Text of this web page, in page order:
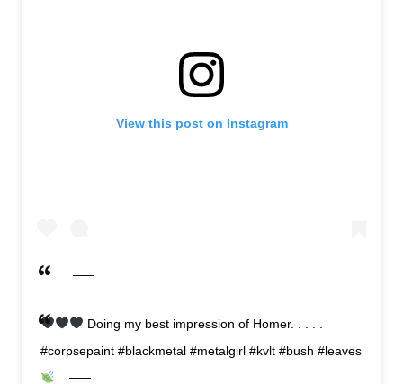
View this post on Instagram
Doing my best impression of Homer. . . . .
#corpsepaint #blackmetal #metalgirl #kvlt #bush #leaves